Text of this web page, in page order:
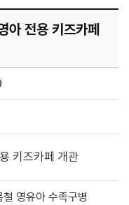
아 전용 키즈카페
키즈카페 개관
영유아 수족구병